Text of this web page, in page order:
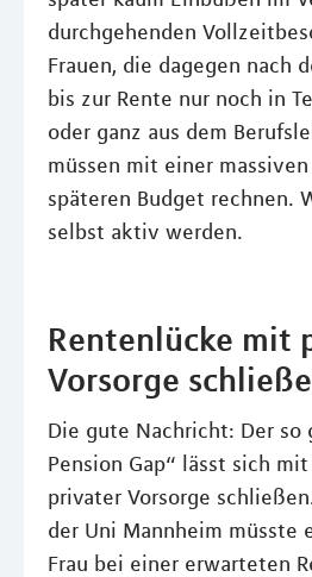
durchgehenden
Frauen, die dagegen nach
bis zur Rente nur noch in
oder ganz aus dem
müssen mit einer
späteren Budget rechnen.
selbst aktiv werden.
Rentenlücke mit
Vorsorge
Die gute Nachricht: Der so
Pension Gap“ lässt sich
privater Vorsorge
der Uni Mannheim müsste
Frau bei einer erwarteten